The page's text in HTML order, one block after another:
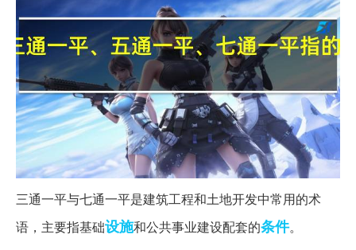
三通一平与七通一平是建筑工程和土地开发中常用的术
语，主要指基础设施和公共事业建设配套的条件。